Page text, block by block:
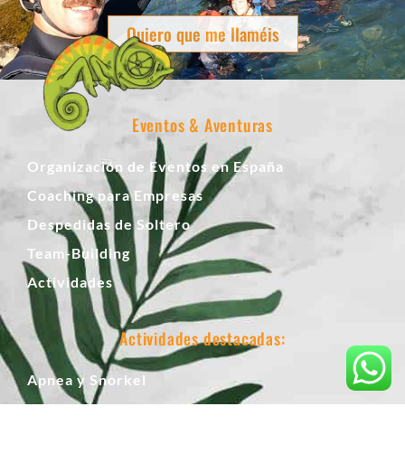
Quiero que me llaméis
Eventos & Aventuras
Organización de Eventos en España
Coaching para Empresas
Despedidas de Soltero
Team-Building
Actividades
Actividades destacadas:
Apnea y Snorkel
Pesca Submarina